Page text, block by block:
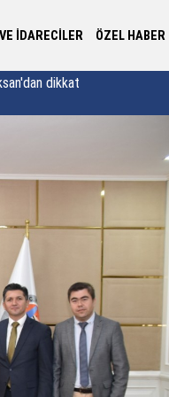
VE İDARECİLER ÖZEL HABER